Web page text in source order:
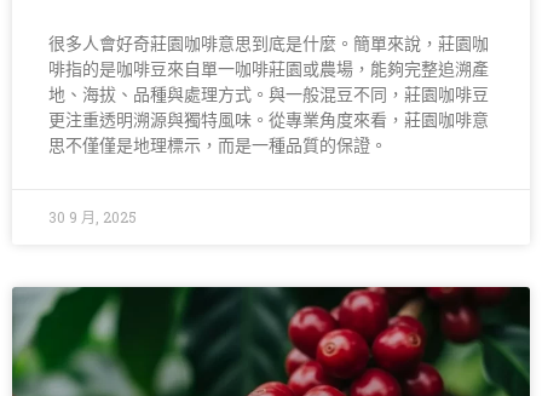
很多人會好奇莊園咖啡意思到底是什麼。簡單來說，莊園咖
啡指的是咖啡豆來自單一咖啡莊園或農場，能夠完整追溯產
地、海拔、品種與處理方式。與一般混豆不同，莊園咖啡豆
更注重透明溯源與獨特風味。從專業角度來看，莊園咖啡意
思不僅僅是地理標示，而是一種品質的保證。
30 9 月, 2025